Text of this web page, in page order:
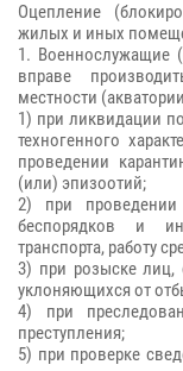
Оцепление
жилых и иных
1. Военнослужащие
вправе
местности
1) при ликвидации
техногенного
проведении
(или) эпизоотий;
2) при
беспорядков и
транспорта, работу
3) при розыске лиц,
уклоняющихся от
4) при
преступления;
5) при проверке